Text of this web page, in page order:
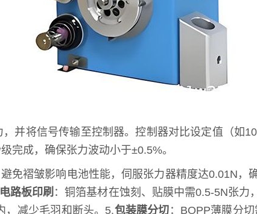
并将信号传输至控制器。控制器对比设定值（如
完成，确保张力波动小于±0.5%。
免褶皱影响电池性能，伺服张力器精度达0.01N，
路板印刷 ：铜箔基材在蚀刻、贴膜中需0.5-5N张
，减少毛羽和断头。5.包装膜分切 ：BOPP薄膜分